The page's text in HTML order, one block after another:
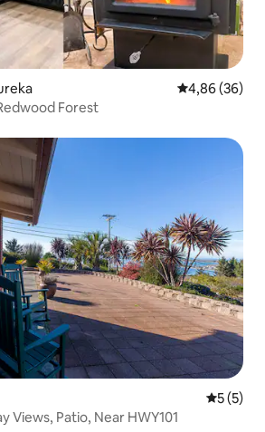
Gemiddelde
4,86 (36)
Forest
5 (5)
Views, Patio, Near HWY101